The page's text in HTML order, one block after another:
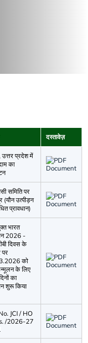
दस्तावेज़
उत्तर प्रदेश में
का
समिति पर
(यौन उत्पीड़न
प्रावधान)
भारत
2026 -
दिवस के
को
के लिए
का
शुरू किया
JCI / HO
/2026-27